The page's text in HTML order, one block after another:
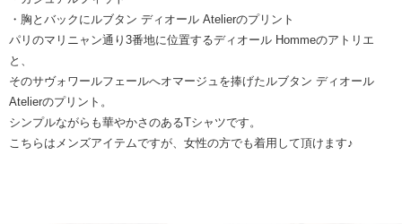
・胸とバックにルブタン ディオール Atelierのプリント
パリのマリニャン通り3番地に位置するディオール Hommeのアトリエ
と、
そのサヴォワールフェールへオマージュを捧げたルブタン ディオール
Atelierのプリント。
シンプルながらも華やかさのあるTシャツです。
こちらはメンズアイテムですが、女性の方でも着用して頂けます♪